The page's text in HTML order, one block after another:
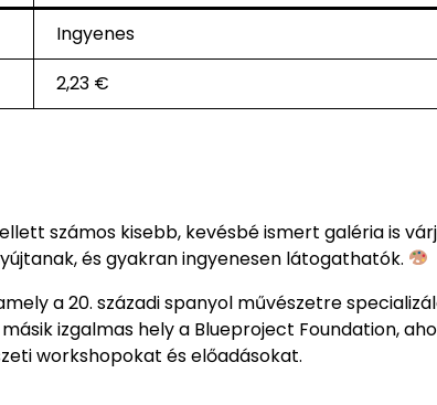
Ingyenes
2,23 €
számos kisebb, kevésbé ismert galéria is
és gyakran ingyenesen látogathatók.
a 20. századi spanyol művészetre
izgalmas hely a Blueproject Foundation,
workshopokat és előadásokat.